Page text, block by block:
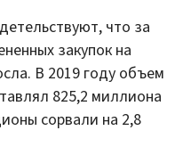
что за
закупок на
В 2019 году объем
825,2 миллиона
сорвали на 2,8